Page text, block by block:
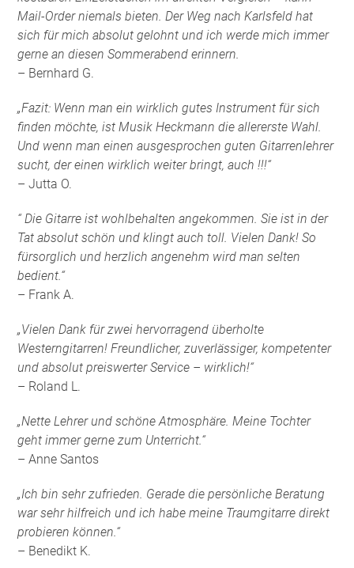
Mail-Order niemals bieten. Der Weg nach Karlsfeld hat
sich für mich absolut gelohnt und ich werde mich immer
gerne an diesen Sommerabend erinnern.
– Bernhard G.
„Fazit: Wenn man ein wirklich gutes Instrument für sich
finden möchte, ist Musik Heckmann die allererste Wahl.
Und wenn man einen ausgesprochen guten Gitarrenlehrer
sucht, der einen wirklich weiter bringt, auch !!!“
– Jutta O.
“ Die Gitarre ist wohlbehalten angekommen. Sie ist in der
Tat absolut schön und klingt auch toll. Vielen Dank! So
fürsorglich und herzlich angenehm wird man selten
bedient.“
– Frank A.
„Vielen Dank für zwei hervorragend überholte
Westerngitarren! Freundlicher, zuverlässiger, kompetenter
und absolut preiswerter Service – wirklich!“
– Roland L.
„Nette Lehrer und schöne Atmosphäre. Meine Tochter
geht immer gerne zum Unterricht.“
– Anne Santos
„Ich bin sehr zufrieden. Gerade die persönliche Beratung
war sehr hilfreich und ich habe meine Traumgitarre direkt
probieren können.“
– Benedikt K.